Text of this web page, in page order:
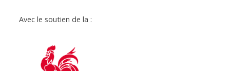
Avec le soutien de la :